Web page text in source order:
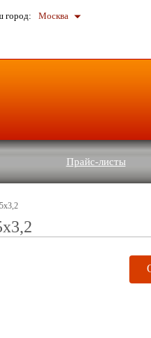
город: Москва
Прайс-листы